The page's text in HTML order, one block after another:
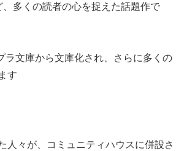
多くの読者の心を捉えた話題作で
ラ文庫から文庫化され、さらに多くの
す
人々が、コミュニティハウスに併設さ